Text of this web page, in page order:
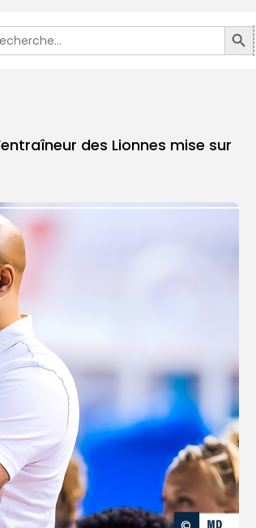
Search
Button
des Lionnes mise sur